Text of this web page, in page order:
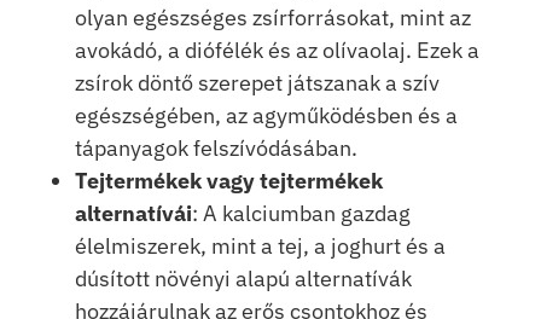
olyan egészséges zsírforrásokat, mint az
avokádó, a diófélék és az olívaolaj. Ezek a
zsírok döntő szerepet játszanak a szív
egészségében, az agyműködésben és a
tápanyagok felszívódásában.
Tejtermékek vagy tejtermékek
alternatívái: A kalciumban gazdag
élelmiszerek, mint a tej, a joghurt és a
dúsított növényi alapú alternatívák
hozzájárulnak az erős csontokhoz és